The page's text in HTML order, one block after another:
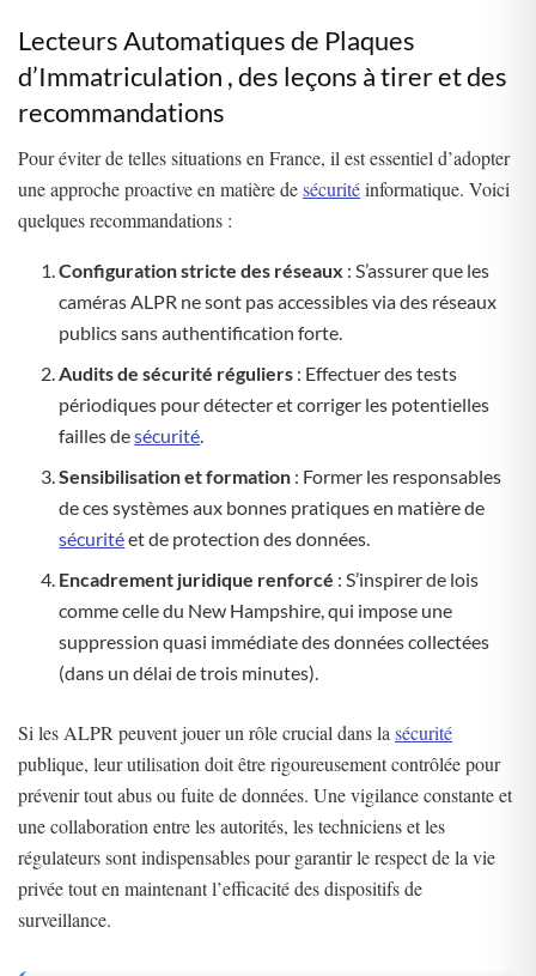
Lecteurs Automatiques de Plaques
d’Immatriculation , des leçons à tirer et des
recommandations
Pour éviter de telles situations en France, il est essentiel d’adopter
une approche proactive en matière desécuritéinformatique. Voici
quelques recommandations :
Configuration stricte des réseaux : S’assurer que les
caméras ALPR ne sont pas accessibles via des réseaux
publics sans authentification forte.
Audits de sécurité réguliers : Effectuer des tests
périodiques pour détecter et corriger les potentielles
failles desécurité.
Sensibilisation et formation : Former les responsables
de ces systèmes aux bonnes pratiques en matière de
sécuritéet de protection des données.
Encadrement juridique renforcé : S’inspirer de lois
comme celle du New Hampshire, qui impose une
suppression quasi immédiate des données collectées
(dans un délai de trois minutes).
Si les ALPR peuvent jouer un rôle crucial dans lasécurité
publique, leur utilisation doit être rigoureusement contrôlée pour
prévenir tout abus ou fuite de données. Une vigilance constante et
une collaboration entre les autorités, les techniciens et les
régulateurs sont indispensables pour garantir le respect de la vie
privée tout en maintenant l’efficacité des dispositifs de
surveillance.